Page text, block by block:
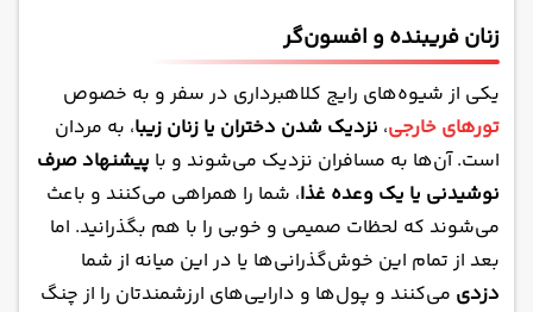
زنان فریبنده و افسون‌گر
یکی از شیوه‌های رایج کلاهبرداری در سفر و به خصوص
تورهای خارجی، نزدیک شدن دختران یا زنان زیبا، به مردان
است. آن‌ها به مسافران نزدیک می‌شوند و با پیشنهاد صرف
نوشیدنی یا یک وعده غذا، شما را همراهی می‌کنند و باعث
می‌شوند که لحظات صمیمی و خوبی را با هم بگذرانید. اما
بعد از تمام این خوش‌گذرانی‌ها یا در این میانه از شما
دزدی می‌کنند و پول‌ها و دارایی‌های ارزشمندتان را از چنگ